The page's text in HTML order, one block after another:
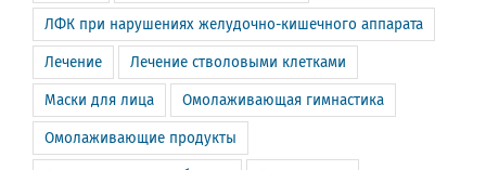
ЛФК при нарушениях желудочно-кишечного аппарата
Лечение Лечение стволовыми клетками
Маски для лица Омолаживающая гимнастика
Омолаживающие продукты